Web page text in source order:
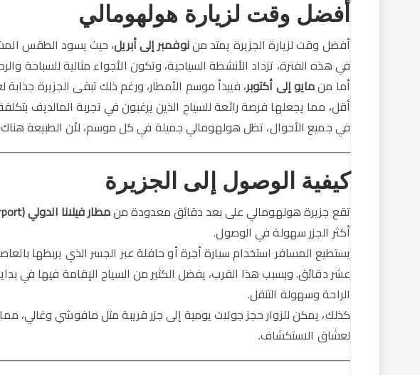
أفضل وقت لزيارة هولهومالي
أفضل وقت لزيارة الجزيرة يمتد مننوفمبر إلى أبريل، حيث يسود الطقس
في هذه الفترة، تزداد الأنشطة السياحية، وتكون الأجواء مثالية للسباحة
أما منمايو إلى أكتوبر، فيبدأ موسم الأمطار، ورغم ذلك تبقى الجزيرة
أقل، مما يجعلها فرصة رائعة للسياح الذين يرغبون في تجربة المالديف
في جميع الأحوال، تظل هولهومالي جميلة في كل موسم، لأن الطبيعة هناك
كيفية الوصول إلى الجزيرة
تقع جزيرة هولهومالي على بعد دقائق معدودة منمطار فيلانا الدولي (Velana International Airport)
أكثر الجزر سهولة في الوصول.
يستطيع المسافر استخدام سيارة أجرة أو حافلة عبر الجسر الذي يربطها
عشر دقائق. وبسبب هذا القرب، يفضل الكثير من السياح الإقامة فيها في
الراحة وسهولة التنقل.
كذلك، يمكن للزوار حجز جولات يومية إلى جزر قريبة مثل مافوشي وغالي،
لعشاق الاستكشاف.